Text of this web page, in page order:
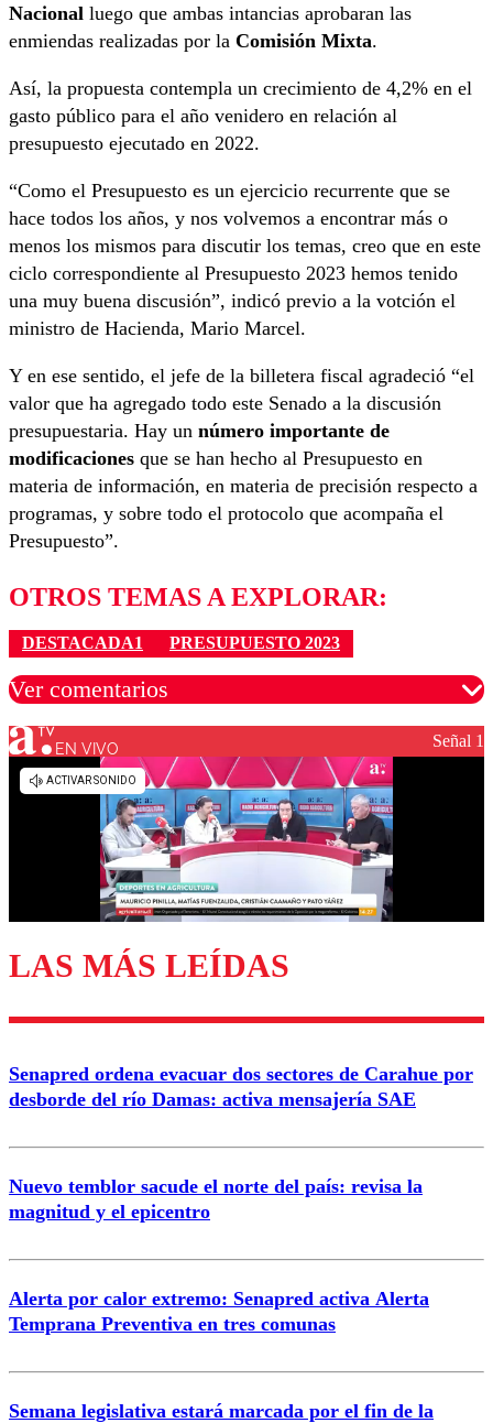
Nacional luego que ambas intancias aprobaran las
enmiendas realizadas por la Comisión Mixta.
Así, la propuesta contempla un crecimiento de 4,2% en el
gasto público para el año venidero en relación al
presupuesto ejecutado en 2022.
“Como el Presupuesto es un ejercicio recurrente que se
hace todos los años, y nos volvemos a encontrar más o
menos los mismos para discutir los temas, creo que en este
ciclo correspondiente al Presupuesto 2023 hemos tenido
una muy buena discusión”, indicó previo a la votción el
ministro de Hacienda, Mario Marcel.
Y en ese sentido, el jefe de la billetera fiscal agradeció “el
valor que ha agregado todo este Senado a la discusión
presupuestaria. Hay un número importante de
modificaciones que se han hecho al Presupuesto en
materia de información, en materia de precisión respecto a
programas, y sobre todo el protocolo que acompaña el
Presupuesto”.
OTROS TEMAS A EXPLORAR:
DESTACADA1 PRESUPUESTO 2023
Ver comentarios
Los comentarios son moderados para garantizar un
diálogo respetuoso.
Enviar comentario
EN VIVO Señal 1
LAS MÁS LEÍDAS
Senapred ordena evacuar dos sectores de Carahue por
desborde del río Damas: activa mensajería SAE
Nuevo temblor sacude el norte del país: revisa la
magnitud y el epicentro
Alerta por calor extremo: Senapred activa Alerta
Temprana Preventiva en tres comunas
Semana legislativa estará marcada por el fin de la